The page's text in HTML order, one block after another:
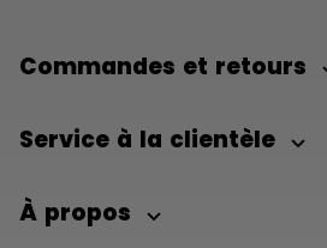
Commandes et retours
Service à la clientèle
À propos